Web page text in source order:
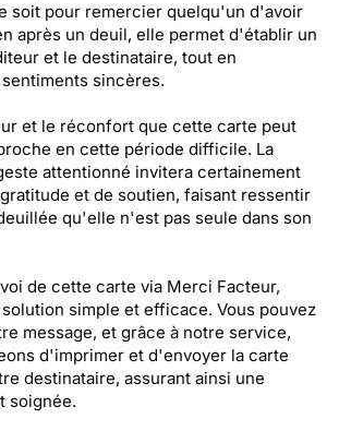
soit pour remercier quelqu'un d'avoir
après un deuil, elle permet d'établir un
et le destinataire, tout en
sincères.
et le réconfort que cette carte peut
en cette période difficile. La
attentionné invitera certainement
et de soutien, faisant ressentir
qu'elle n'est pas seule dans son
de cette carte via Merci Facteur,
simple et efficace. Vous pouvez
message, et grâce à notre service,
d'imprimer et d'envoyer la carte
destinataire, assurant ainsi une
soignée.